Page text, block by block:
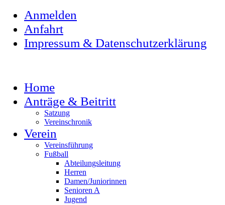
Anmelden
Anfahrt
Impressum & Datenschutzerklärung
Home
Anträge & Beitritt
Satzung
Vereinschronik
Verein
Vereinsführung
Fußball
Abteilungsleitung
Herren
Damen/Juniorinnen
Senioren A
Jugend